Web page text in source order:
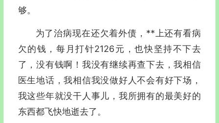
够。
为了治病现在还欠着外债，**上还有看病
欠的钱，每月打针2126元，也快坚持不下去
了，没有钱啊！我没有继续再查下去，我相信
医生地话，我相信我没做好人不会有好下场，
我这些年就没干人事儿，我所拥有的最美好的
东西都飞快地逝去了。